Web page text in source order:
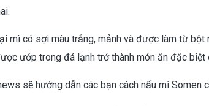
mì có sợi màu trắng, mảnh và được làm từ
ướp trong đá lạnh trở thành món ăn đặc
sẽ hướng dẫn các bạn cách nấu mì Somen